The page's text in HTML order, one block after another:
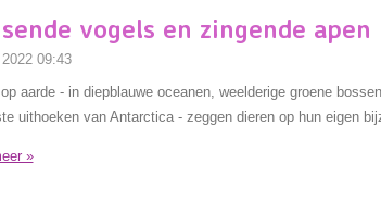
vogels en zingende apen
09:43
aarde - in diepblauwe oceanen, weelderige groene
uithoeken van Antarctica - zeggen dieren op hun eigen
»